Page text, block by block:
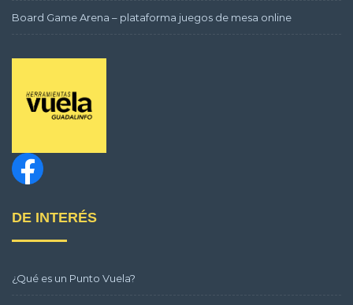
Board Game Arena – plataforma juegos de mesa online
DE INTERÉS
¿Qué es un Punto Vuela?